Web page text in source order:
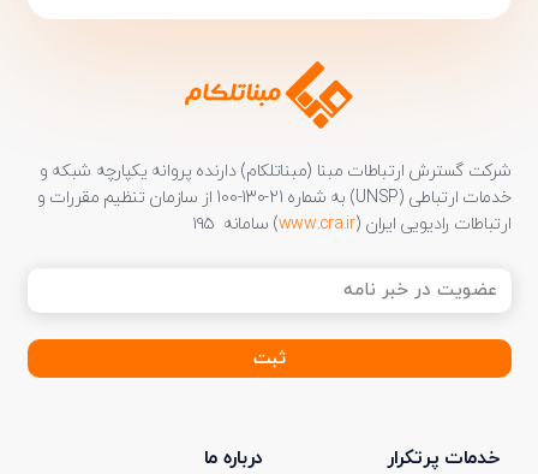
شرکت گسترش ارتباطات مبنا (مبناتلکام) دارنده پروانه یکپارچه شبکه و
خدمات ارتباطی (UNSP) به شماره 21-130-100 از سازمان تنظیم مقررات و
ارتباطات رادیویی ایران (www.cra.ir) سامانه ۱۹۵
عضویت
در
خبر
نامه
خدمات پرتکرار درباره ما